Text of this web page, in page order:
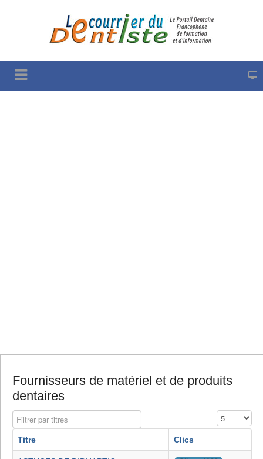
Fournisseurs de matériel et de produits
dentaires
Filtrer par titres Affichage #
Titre Clics